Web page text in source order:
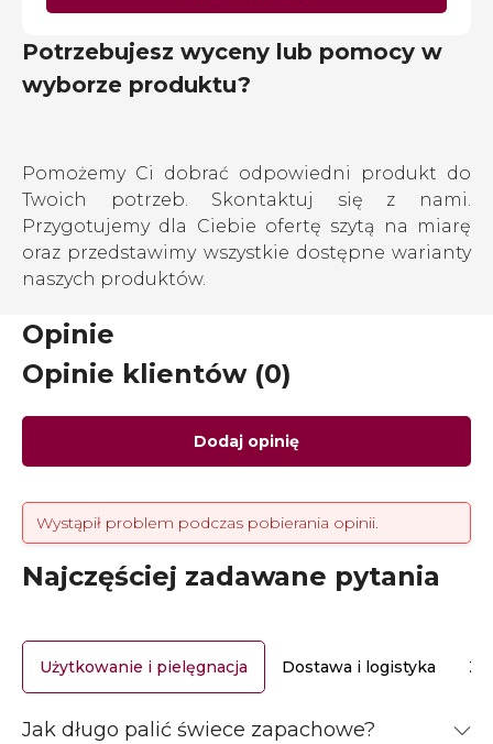
Potrzebujesz wyceny lub pomocy w
wyborze produktu?
Pomożemy Ci dobrać odpowiedni produkt do
Twoich potrzeb. Skontaktuj się z nami.
Przygotujemy dla Ciebie ofertę szytą na miarę
oraz przedstawimy wszystkie dostępne warianty
naszych produktów.
Opinie
Opinie klientów (0)
Dodaj opinię
Wystąpił problem podczas pobierania opinii.
Najczęściej zadawane pytania
Użytkowanie i pielęgnacja Dostawa i logistyka
Jak długo palić świece zapachowe?